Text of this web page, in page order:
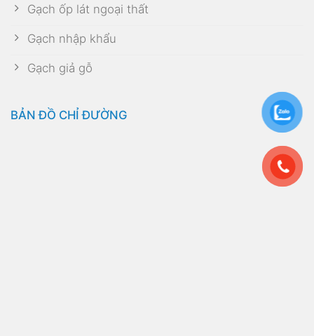
Gạch ốp lát ngoại thất
Gạch nhập khẩu
Gạch giả gỗ
BẢN ĐỒ CHỈ ĐƯỜNG